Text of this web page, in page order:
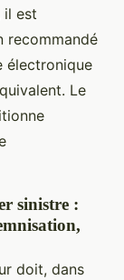
il est
recommandé
électronique
Le
sinistre :
doit, dans